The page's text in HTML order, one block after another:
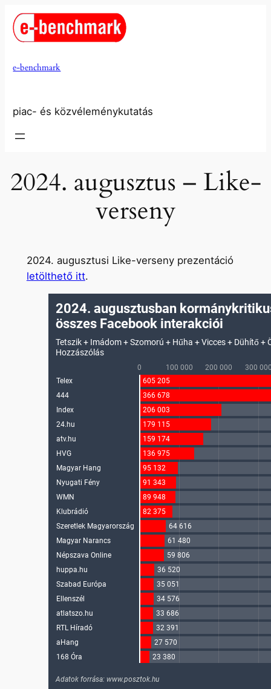
Ugrás
tartalomhoz
e-benchmark
piac- és közvéleménykutatás
2024. augusztus – Like-
verseny
2024. augusztusi Like-verseny prezentáció
letölthető itt.